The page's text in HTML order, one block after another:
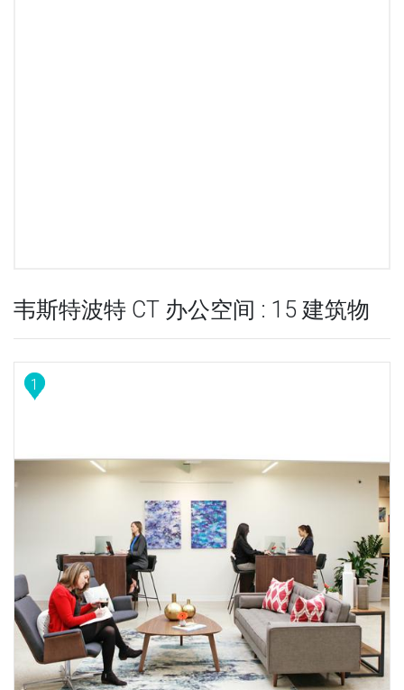
韦斯特波特 CT 办公空间 : 15 建筑物
1